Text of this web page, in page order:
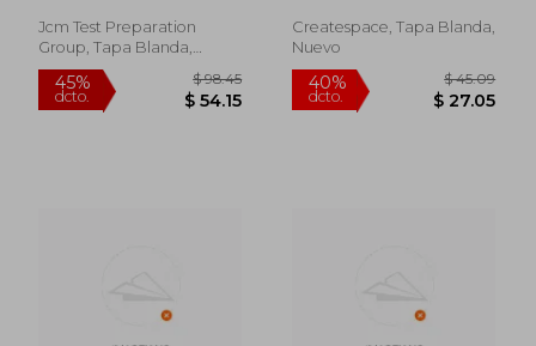
Jcm Test Preparation
Group, Tapa Blanda,
Nuevo
(en Inglés)
Createspace, Tapa Blanda,
Nuevo